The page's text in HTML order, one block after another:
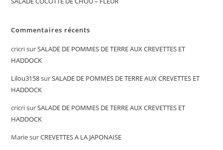
Commentaires récents
cricrisurSALADE DE POMMES DE TERRE AUX CREVETTES ET
HADDOCK
Lilou3158surSALADE DE POMMES DE TERRE AUX CREVETTES ET
HADDOCK
cricrisurSALADE DE POMMES DE TERRE AUX CREVETTES ET
HADDOCK
MariesurCREVETTES A LA JAPONAISE